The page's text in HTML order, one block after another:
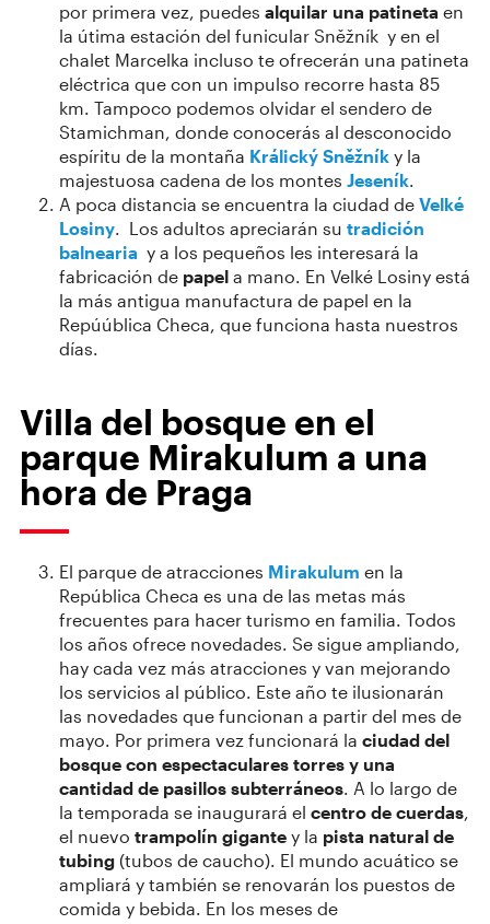
por primera vez, puedes alquilar una patineta en
la útima estación del funicular Sněžník y en el
chalet Marcelka incluso te ofrecerán una patineta
eléctrica que con un impulso recorre hasta 85
km. Tampoco podemos olvidar el sendero de
Stamichman, donde conocerás al desconocido
espíritu de la montaña Králický Sněžník y la
majestuosa cadena de los montes Jeseník.
A poca distancia se encuentra la ciudad de Velké
Losiny. Los adultos apreciarán su tradición
balnearia y a los pequeños les interesará la
fabricación de papel a mano. En Velké Losiny está
la más antigua manufactura de papel en la
Repúública Checa, que funciona hasta nuestros
días.
Villa del bosque en el
parque Mirakulum a una
hora de Praga
El parque de atracciones Mirakulum en la
República Checa es una de las metas más
frecuentes para hacer turismo en familia. Todos
los años ofrece novedades. Se sigue ampliando,
hay cada vez más atracciones y van mejorando
los servicios al público. Este año te ilusionarán
las novedades que funcionan a partir del mes de
mayo. Por primera vez funcionará la ciudad del
bosque con espectaculares torres y una
cantidad de pasillos subterráneos. A lo largo de
la temporada se inaugurará el centro de cuerdas,
el nuevo trampolín gigante y la pista natural de
tubing (tubos de caucho). El mundo acuático se
ampliará y también se renovarán los puestos de
comida y bebida. En los meses de